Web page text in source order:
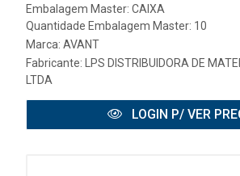
Embalagem Master: CAIXA
Quantidade Embalagem Master: 10
Marca: AVANT
Fabricante:
LPS DISTRIBUIDORA DE
LTDA
LOGIN P/ VER